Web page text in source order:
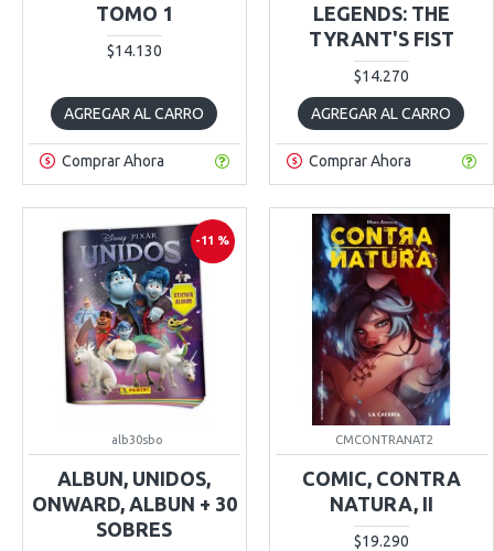
TOMO 1
$14.130
AGREGAR AL CARRO
Comprar Ahora
LEGENDS: THE
TYRANT'S FIST
$14.270
AGREGAR AL CARRO
Comprar Ahora
-11 %
alb30sbo
ALBUN, UNIDOS,
ONWARD, ALBUN + 30
SOBRES
CMCONTRANAT2
COMIC, CONTRA
NATURA, II
$19.290